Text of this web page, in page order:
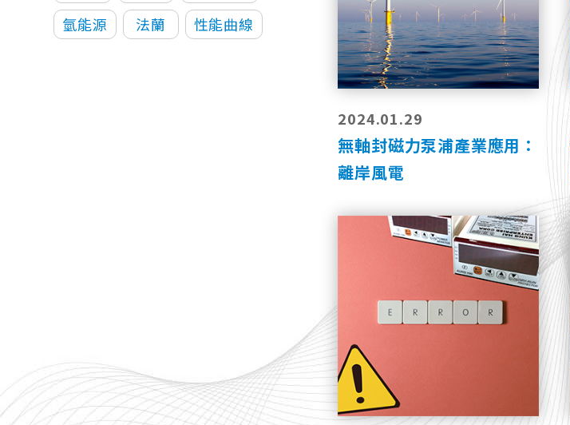
氫能源 法蘭 性能曲線
2024.01.29
無軸封磁力泵浦產業應用：
離岸風電